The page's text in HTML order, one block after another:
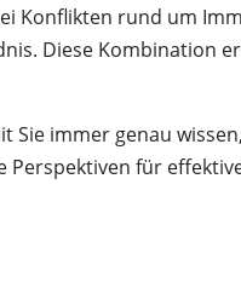
Konflikten rund um
Diese Kombination
immer genau
für